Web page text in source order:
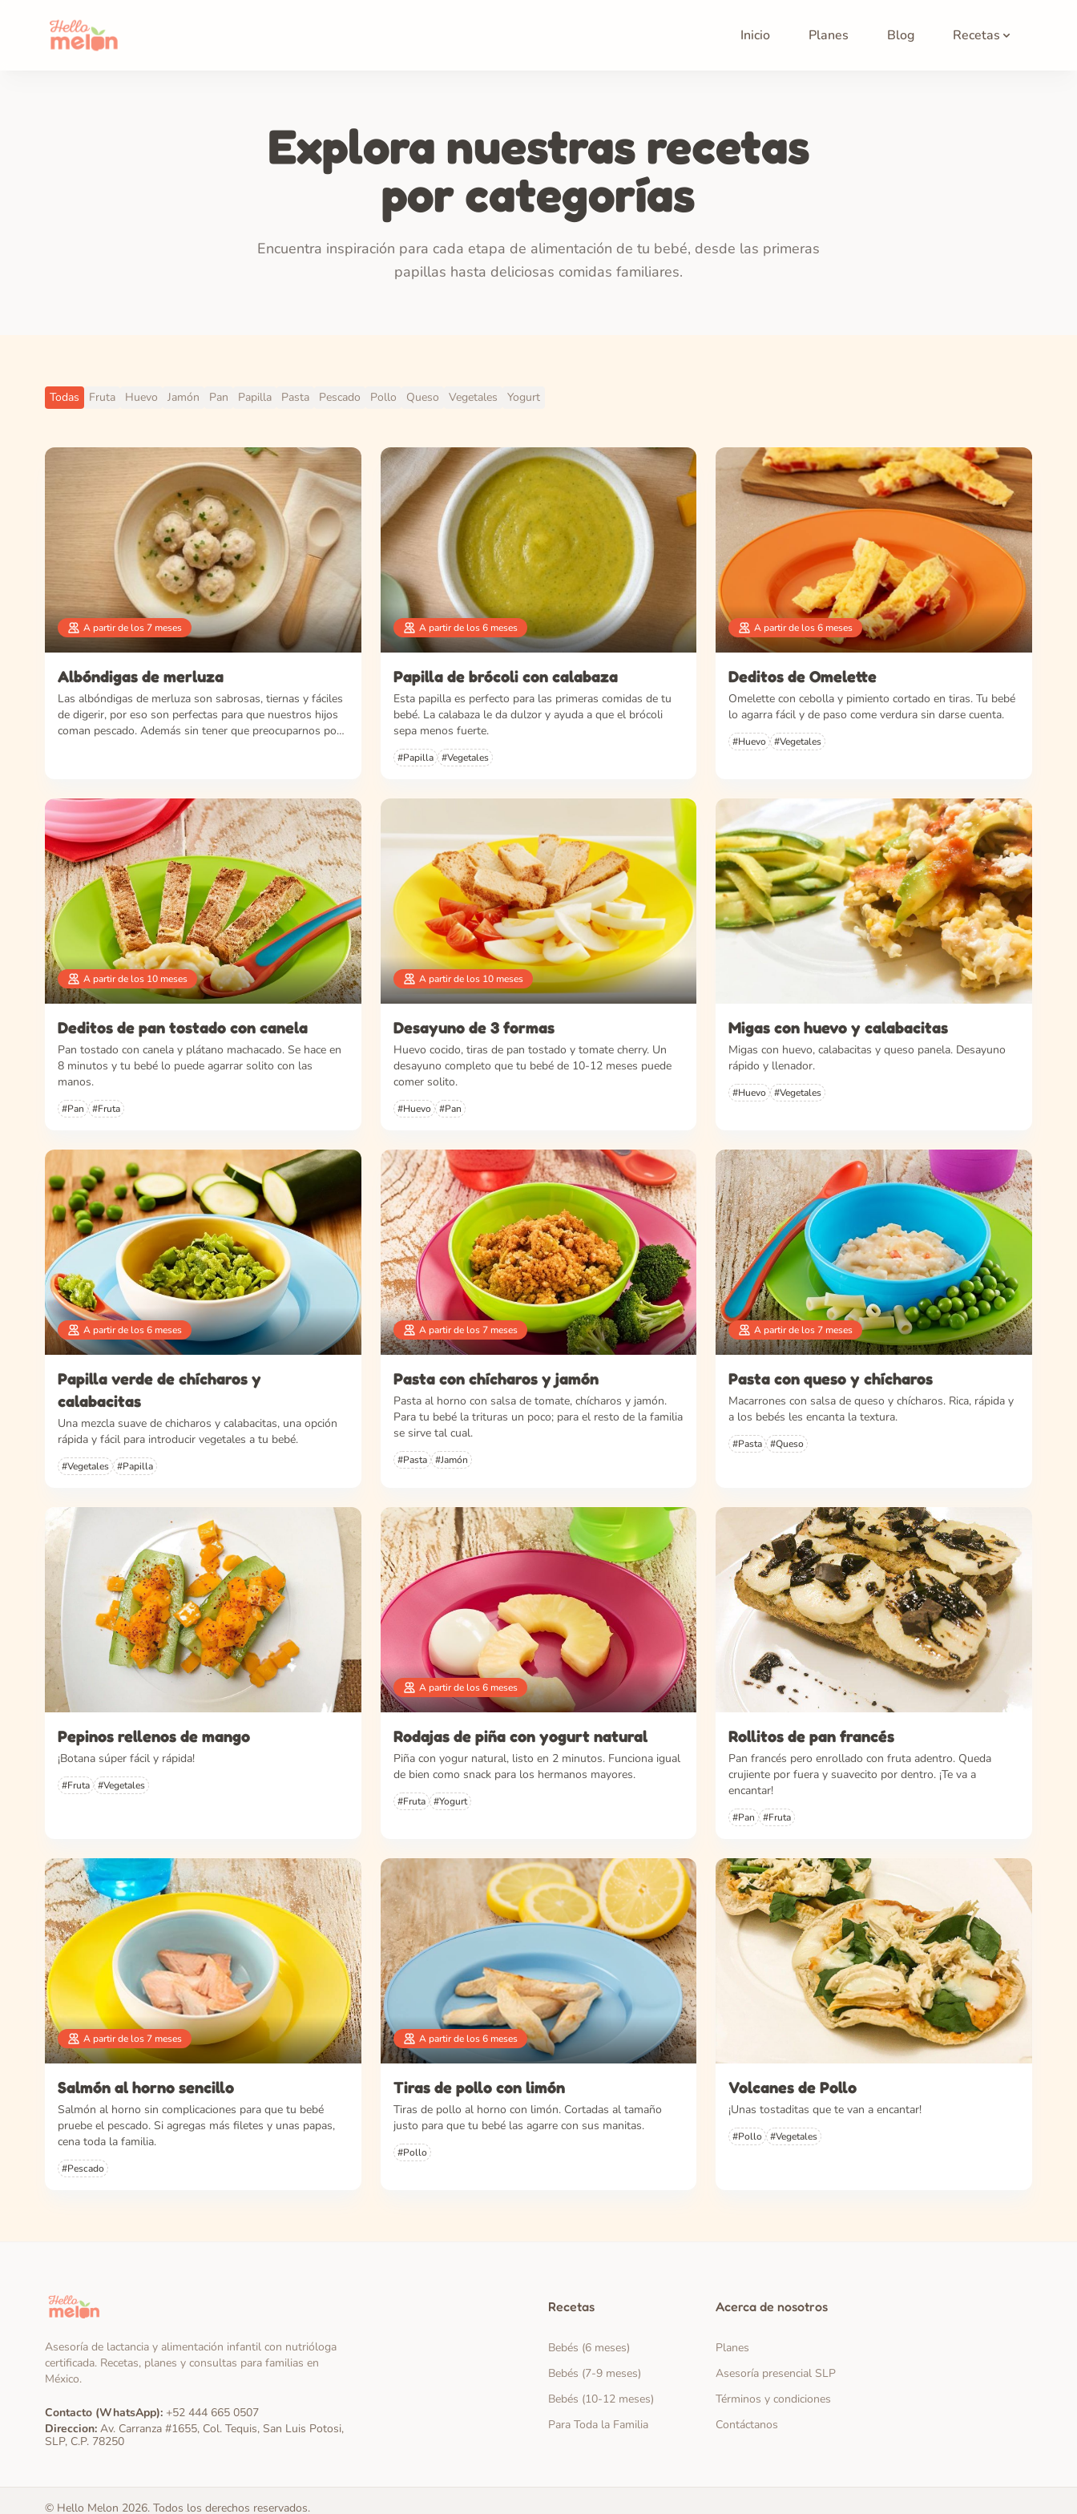
Inicio Planes Blog Recetas
Explora nuestras recetas
por categorías
Encuentra inspiración para cada etapa de alimentación de tu bebé, desde las primeras
papillas hasta deliciosas comidas familiares.
Todas Fruta Huevo Jamón Pan Papilla Pasta Pescado Pollo Queso Vegetales Yogurt
A partir de los 7 meses
Albóndigas de merluza
Las albóndigas de merluza son sabrosas, tiernas y fáciles
de digerir, por eso son perfectas para que nuestros hijos
coman pescado. Además sin tener que preocuparnos por
A partir de los 6 meses
Papilla de brócoli con calabaza
Esta papilla es perfecto para las primeras comidas de tu
bebé. La calabaza le da dulzor y ayuda a que el brócoli
sepa menos fuerte.
#Papilla #Vegetales
A partir de los 6 meses
Deditos de Omelette
Omelette con cebolla y pimiento cortado en tiras. Tu bebé
lo agarra fácil y de paso come verdura sin darse cuenta.
#Huevo #Vegetales
A partir de los 10 meses
Deditos de pan tostado con canela
Pan tostado con canela y plátano machacado. Se hace en
8 minutos y tu bebé lo puede agarrar solito con las
manos.
#Pan #Fruta
A partir de los 10 meses
Desayuno de 3 formas
Huevo cocido, tiras de pan tostado y tomate cherry. Un
desayuno completo que tu bebé de 10-12 meses puede
comer solito.
#Huevo #Pan
Migas con huevo y calabacitas
Migas con huevo, calabacitas y queso panela. Desayuno
rápido y llenador.
#Huevo #Vegetales
A partir de los 6 meses
Papilla verde de chícharos y
calabacitas
Una mezcla suave de chicharos y calabacitas, una opción
rápida y fácil para introducir vegetales a tu bebé.
#Vegetales #Papilla
A partir de los 7 meses
Pasta con chícharos y jamón
Pasta al horno con salsa de tomate, chícharos y jamón.
Para tu bebé la trituras un poco; para el resto de la familia
se sirve tal cual.
#Pasta #Jamón
A partir de los 7 meses
Pasta con queso y chícharos
Macarrones con salsa de queso y chícharos. Rica, rápida y
a los bebés les encanta la textura.
#Pasta #Queso
Pepinos rellenos de mango
¡Botana súper fácil y rápida!
#Fruta #Vegetales
A partir de los 6 meses
Rodajas de piña con yogurt natural
Piña con yogur natural, listo en 2 minutos. Funciona igual
de bien como snack para los hermanos mayores.
#Fruta #Yogurt
Rollitos de pan francés
Pan francés pero enrollado con fruta adentro. Queda
crujiente por fuera y suavecito por dentro. ¡Te va a
encantar!
#Pan #Fruta
A partir de los 7 meses
Salmón al horno sencillo
Salmón al horno sin complicaciones para que tu bebé
pruebe el pescado. Si agregas más filetes y unas papas,
cena toda la familia.
#Pescado
A partir de los 6 meses
Tiras de pollo con limón
Tiras de pollo al horno con limón. Cortadas al tamaño
justo para que tu bebé las agarre con sus manitas.
#Pollo
Volcanes de Pollo
¡Unas tostaditas que te van a encantar!
#Pollo #Vegetales
Asesoría de lactancia y alimentación infantil con nutrióloga
certificada. Recetas, planes y consultas para familias en
México.
Contacto (WhatsApp): +52 444 665 0507
Direccion: Av. Carranza #1655, Col. Tequis, San Luis Potosi,
SLP, C.P. 78250
Recetas
Bebés (6 meses)
Bebés (7-9 meses)
Bebés (10-12 meses)
Para Toda la Familia
Acerca de nosotros
Planes
Asesoría presencial SLP
Términos y condiciones
Contáctanos
© Hello Melon 2026. Todos los derechos reservados.